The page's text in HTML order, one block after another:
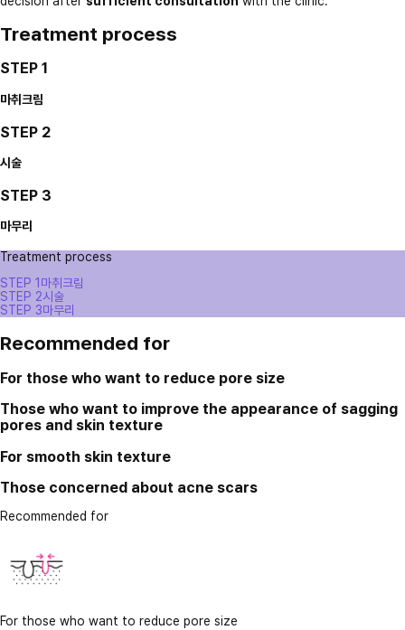
Treatment process
STEP 1
마취크림
STEP 2
시술
STEP 3
마무리
Treatment process
STEP 1 마취크림
STEP 2시술
STEP 3마무리
Recommended for
For those who want to reduce pore size
Those who want to improve the appearance of sagging
pores and skin texture
For smooth skin texture
Those concerned about acne scars
Recommended for
For those who want to reduce pore size